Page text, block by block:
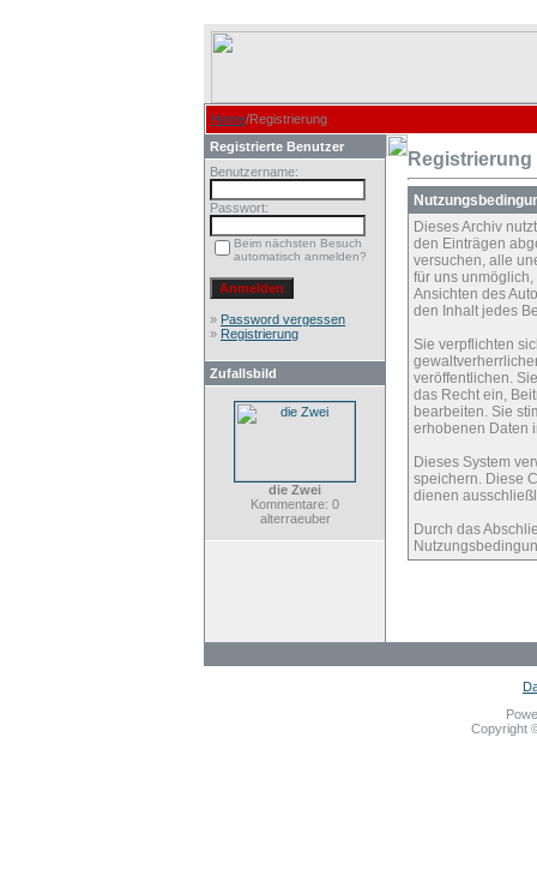
Home/Registrierung
Registrierte Benutzer
Benutzername:
Passwort:
Beim nächsten Besuch
automatisch anmelden?
» Password vergessen
» Registrierung
Zufallsbild
die Zwei
Kommentare: 0
alterraeuber
Registrierung
Dieses Archiv
den Einträgen
versuchen, alle
für uns
Ansichten des
den Inhalt jedes
Sie verpflichten
veröffentlichen.
das Recht ein,
bearbeiten. Sie
erhobenen Daten
Dieses System
speichern. Diese
dienen
Durch das
Copyright